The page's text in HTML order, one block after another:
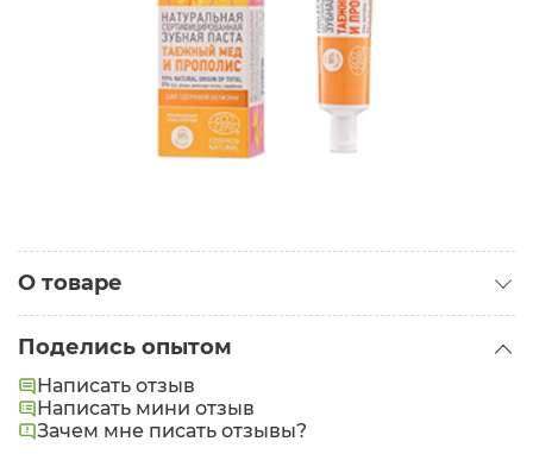
О товаре
Поделись опытом
Написать отзыв
Написать мини отзыв
Зачем мне писать отзывы?